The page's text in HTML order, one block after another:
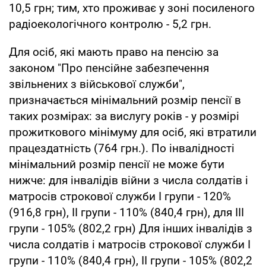
10,5 грн; тим, хто проживає у зоні посиленого
радіоекологічного контролю - 5,2 грн.
Для осіб, які мають право на пенсію за
законом "Про пенсійне забезпечення
звільнених з військової служби",
призначається мінімальний розмір пенсії в
таких розмірах: за вислугу років - у розмірі
прожиткового мінімуму для осіб, які втратили
працездатність (764 грн.). По інвалідності
мінімальний розмір пенсії не може бути
нижче: для інвалідів війни з числа солдатів і
матросів строкової служби I групи - 120%
(916,8 грн), II групи - 110% (840,4 грн), для III
групи - 105% (802,2 грн) Для інших інвалідів з
числа солдатів і матросів строкової служби I
групи - 110% (840,4 грн), II групи - 105% (802,2